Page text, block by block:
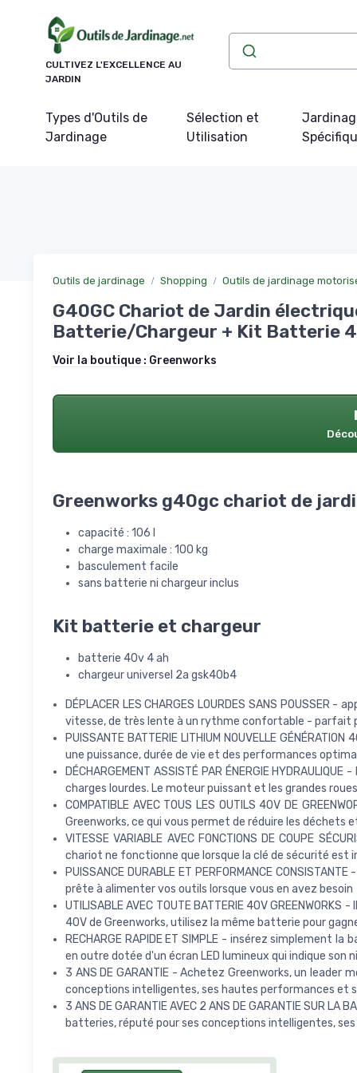
CULTIVEZ L'EXCELLENCE AU
JARDIN
Types d'Outils de
Jardinage
Sélection et
Utilisation
Outils de jardinage Shopping Outils de jardinage
G40GC Chariot de Jardin
Batterie/Chargeur + Kit Batterie
Voir la boutique : Greenworks
Greenworks g40gc chariot de
capacité : 106 l
charge maximale : 100 kg
basculement facile
sans batterie ni chargeur inclus
Kit batterie et chargeur
batterie 40v 4 ah
chargeur universel 2a gsk40b4
DÉPLACER LES CHARGES LOURDES SANS
vitesse, de très lente à un rythme confortable - parfait
PUISSANTE BATTERIE LITHIUM NOUVELLE
une puissance, durée de vie et des performances
DÉCHARGEMENT ASSISTÉ PAR ÉNERGIE
charges lourdes. Le moteur puissant et les grandes
COMPATIBLE AVEC TOUS LES OUTILS 40V DE
Greenworks, ce qui vous permet de réduire les
VITESSE VARIABLE AVEC FONCTIONS DE COUPE
chariot ne fonctionne que lorsque la clé de sécurité est
PUISSANCE DURABLE ET PERFORMANCE
prête à alimenter vos outils lorsque vous en avez besoin
UTILISABLE AVEC TOUTE BATTERIE 40V
40V de Greenworks, utilisez la même batterie pour
RECHARGE RAPIDE ET SIMPLE - insérez
en outre dotée d'un écran LED lumineux qui indique son
3 ANS DE GARANTIE - Achetez Greenworks, un
conceptions intelligentes, ses hautes performances et
3 ANS DE GARANTIE AVEC 2 ANS DE GARANTIE SUR
batteries, réputé pour ses conceptions intelligentes,